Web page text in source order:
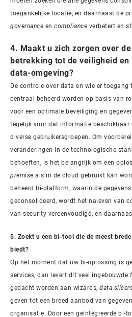
toegankelijke locatie, en daarnaast de
governance en compliance verbetert en
4. Maakt u zich zorgen over
betrekking tot de veiligheid
data-omgeving?
De controle over data en wie er
centraal beheerd worden op basis van
voor een optimale beveiliging en
tegelijk voor dat informatie beschikbaar
diverse gebruikersgroepen. Om
veranderingen in de technologische
behoeften, is het belangrijk om een
premise als in de cloud gebruikt kan
beheerd bi-platform, waarin de
geconsolideerd, wordt het naleven van
van security vereenvoudigd, en
5. Zoekt u een bi-tool die de meest
biedt?
Op het moment dat uw bi-oplossing is
services, dan levert dit veel
gedacht worden aan wizards, data
geven tot een breed aanbod van
organisatie. Door een geïntegreerde bi-